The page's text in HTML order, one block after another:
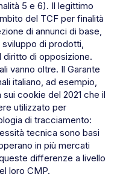
5 e 6). Il legittimo
del TCF per finalità
di annunci di base,
sviluppo di prodotti,
diritto di opposizione.
vanno oltre. Il Garante
italiano, ad esempio,
cookie del 2021 che il
utilizzato per
di tracciamento:
tecnica sono basi
in più mercati
differenze a livello
loro CMP.